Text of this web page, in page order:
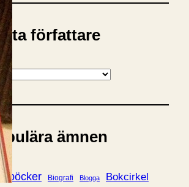
författare
ämnen
Biografi Blogga Bokcirkel